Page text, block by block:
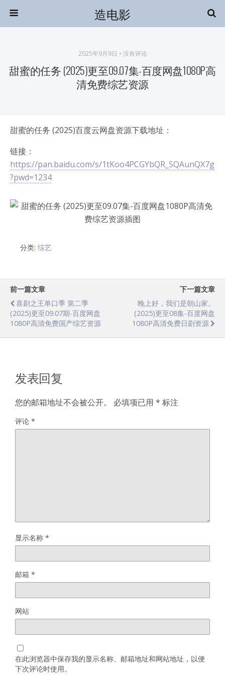
造电影
2025年9月9日 • 没有评论
甜蜜的任务 (2025)更至09.07集-百度网盘1080P高
清免费综艺资源
甜蜜的任务 (2025)百度云网盘资源下载地址：
链接：
https://pan.baidu.com/s/1tKoo4PCGYbQR_SQAunQX7g
?pwd=1234
分类: 综艺
前一篇文章
喜剧之王单口季 第二季
(2025)更至09.07期-百度网盘
1080P高清免费国产综艺资源
下一篇文章
晚上好，我们是朝山家。
(2025)更至08集-百度网盘
1080P高清免费日剧资源
发表回复
您的邮箱地址不会被公开。 必填项已用 * 标注
评论 *
显示名称 *
邮箱 *
网站
在此浏览器中保存我的显示名称、邮箱地址和网站地址，以便
下次评论时使用。